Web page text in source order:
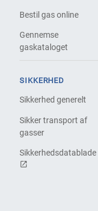
Bestil gas online
Gennemse
gaskataloget
SIKKERHED
Sikkerhed generelt
Sikker transport af
gasser
Sikkerhedsdatablade